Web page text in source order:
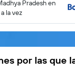
Pradesh en
la vez
por las que